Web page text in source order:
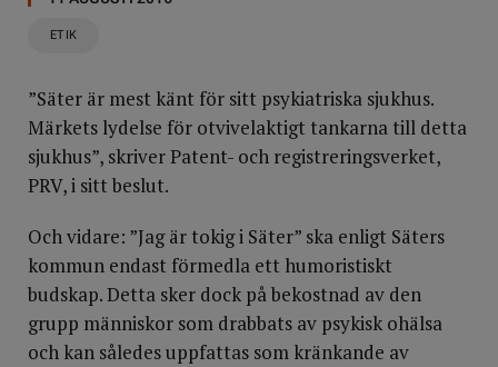
ETIK
”Säter är mest känt för sitt psykiatriska sjukhus.
Märkets lydelse för otvivelaktigt tankarna till detta
sjukhus”, skriver Patent- och registreringsverket,
PRV, i sitt beslut.
Och vidare: ”Jag är tokig i Säter” ska enligt Säters
kommun endast förmedla ett humoristiskt
budskap. Detta sker dock på bekostnad av den
grupp människor som drabbats av psykisk ohälsa
och kan således uppfattas som kränkande av